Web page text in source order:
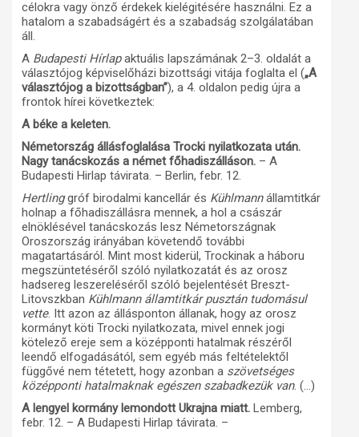
célokra vagy önző érdekek kielégitésére használni. Ez a
hatalom a szabadságért és a szabadság szolgálatában
áll.
A Budapesti Hírlapaktuális lapszámának 2–3. oldalát a
választójog képviselőházi bizottsági vitája foglalta el („A
választójog a bizottságban”), a 4. oldalon pedig újra a
frontok hírei következtek:
A béke a keleten.
Németország állásfoglalása Trocki nyilatkozata után.
Nagy tanácskozás a német főhadiszálláson. – A
Budapesti Hirlap távirata. – Berlin, febr. 12.
Hertlinggróf birodalmi kancellár és Kühlmannállamtitkár
holnap a főhadiszállásra mennek, a hol a császár
elnöklésével tanácskozás lesz Németországnak
Oroszország irányában követendő további
magatartásáról. Mint most kiderül, Trockinak a háboru
megszüntetéséről szóló nyilatkozatát és az orosz
hadsereg leszereléséről szóló bejelentését Breszt-
Litovszkban Kühlmann államtitkár pusztán tudomásul
vette. Itt azon az állásponton állanak, hogy az orosz
kormányt köti Trocki nyilatkozata, mivel ennek jogi
kötelező ereje sem a középponti hatalmak részéről
leendő elfogadásától, sem egyéb más feltételektől
függővé nem tétetett, hogy azonban a szövetséges
középponti hatalmaknak egészen szabadkezük van. (…)
A lengyel kormány lemondott Ukrajna miatt. Lemberg,
febr. 12. – A Budapesti Hirlap távirata. –